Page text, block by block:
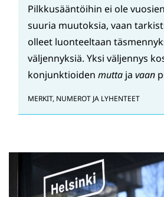
Pilkkusääntöihin ei ole
suuria muutoksia, vaan
olleet luonteeltaan
väljennyksiä. Yksi väljennys
konjunktioiden mutta ja vaan
MERKIT, NUMEROT JA LYHENTEET